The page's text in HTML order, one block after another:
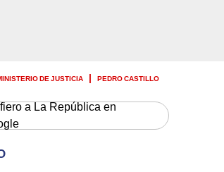
DE JUSTICIA PEDRO CASTILLO
a La República en